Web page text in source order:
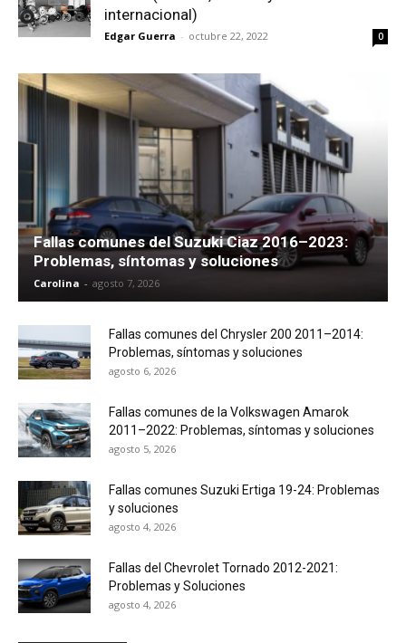
internacional)
Edgar Guerra - octubre 22, 2022 0
Fallas comunes del Suzuki Ciaz 2016–2023:
Problemas, síntomas y soluciones
Carolina - agosto 7, 2026
Fallas comunes del Chrysler 200 2011–2014:
Problemas, síntomas y soluciones
agosto 6, 2026
Fallas comunes de la Volkswagen Amarok
2011–2022: Problemas, síntomas y soluciones
agosto 5, 2026
Fallas comunes Suzuki Ertiga 19-24: Problemas
y soluciones
agosto 4, 2026
Fallas del Chevrolet Tornado 2012-2021:
Problemas y Soluciones
agosto 4, 2026